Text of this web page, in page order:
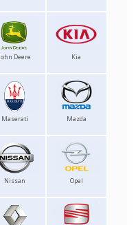
John Deere Kia
Maserati Mazda
Nissan Opel